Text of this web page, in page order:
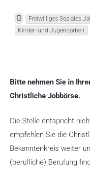
Freiwilliges Soziales
Kinder- und Jugendarbeit
Bitte nehmen Sie in
Christliche Jobbörse.
Die Stelle entspricht
empfehlen Sie die
Bekanntenkreis weiter
(berufliche) Berufung